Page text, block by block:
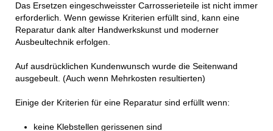
Das Ersetzen eingeschweisster Carrosserieteile ist nicht immer
erforderlich. Wenn gewisse Kriterien erfüllt sind, kann eine
Reparatur dank alter Handwerkskunst und moderner
Ausbeultechnik erfolgen.
Auf ausdrücklichen Kundenwunsch wurde die Seitenwand
ausgebeult. (Auch wenn Mehrkosten resultierten)
Einige der Kriterien für eine Reparatur sind erfüllt wenn:
keine Klebstellen gerissenen sind